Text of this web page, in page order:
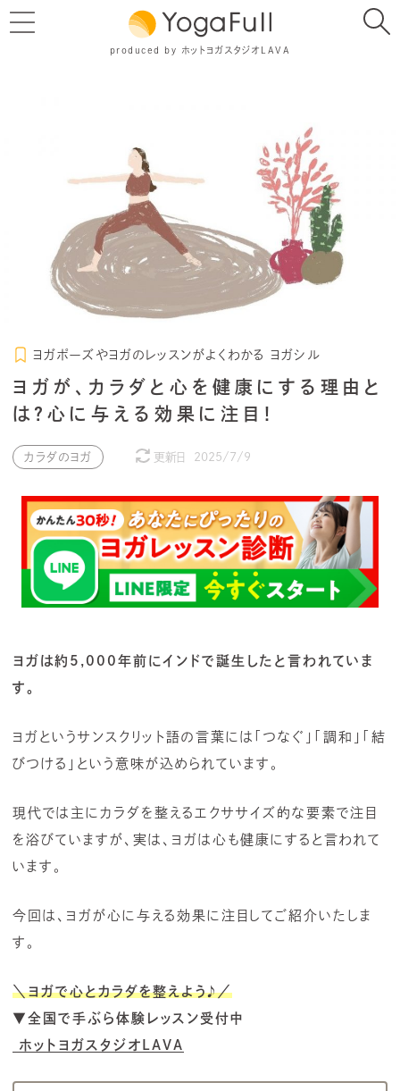
produced by ホットヨガスタジオLAVA
ヨガポーズやヨガのレッスンがよくわかる ヨガシル
ヨガが、カラダと心を健康にする理由と
は？心に与える効果に注目！
カラダのヨガ 更新日 2025/7/9
ヨガは約5,000年前にインドで誕生したと言われていま
す。
ヨガというサンスクリット語の言葉には「つなぐ」「調和」「結
びつける」という意味が込められています。
現代では主にカラダを整えるエクササイズ的な要素で注目
を浴びていますが、実は、ヨガは心も健康にすると言われて
います。
今回は、ヨガが心に与える効果に注目してご紹介いたしま
す。
＼ヨガで心とカラダを整えよう♪／
▼全国で手ぶら体験レッスン受付中
ホットヨガスタジオLAVA